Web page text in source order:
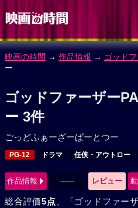
映画の時間 → 作品情報 → ゴッド
ー
ゴッドファーザー
ー 3件
ごっどふぁーざーぱーとつー
PG-12 ドラマ 任侠・アウトロー
作品情報 ------ レビュー
総合評価5点 、「ゴッドファー